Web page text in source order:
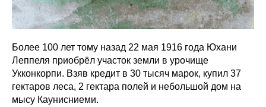
Более 100 лет тому назад 22 мая 1916 года Юхани
Леппеля приобрёл участок земли в урочище
Укконкорпи. Взяв кредит в 30 тысяч марок, купил 37
гектаров леса, 2 гектара полей и небольшой дом на
мысу Каунисниеми.